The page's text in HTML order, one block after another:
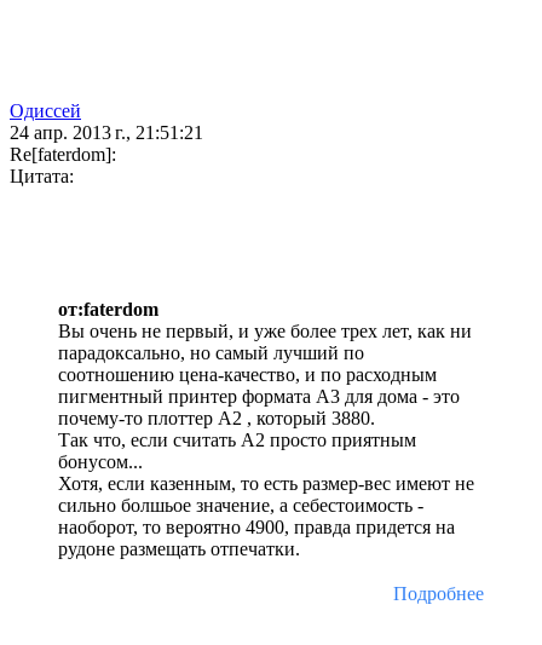
Одиссей
24 апр. 2013 г., 21:51:21
Re[faterdom]:
Цитата:
от:faterdom
Вы очень не первый, и уже более трех лет, как ни
парадоксально, но самый лучший по
соотношению цена-качество, и по расходным
пигментный принтер формата А3 для дома - это
почему-то плоттер А2 , который 3880.
Так что, если считать А2 просто приятным
бонусом...
Хотя, если казенным, то есть размер-вес имеют не
сильно болшьое значение, а себестоимость -
наоборот, то вероятно 4900, правда придется на
рудоне размещать отпечатки.
Подробнее